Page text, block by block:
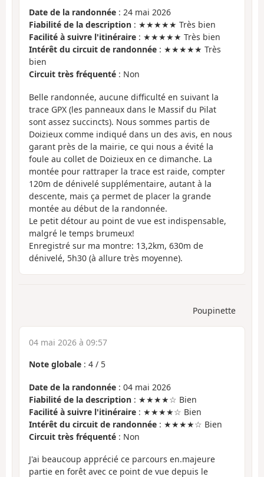
Date de la randonnée : 24 mai 2026
Fiabilité de la description : ★★★★★ Très bien
Facilité à suivre l'itinéraire : ★★★★★ Très bien
Intérêt du circuit de randonnée : ★★★★★ Très
bien
Circuit très fréquenté : Non
Belle randonnée, aucune difficulté en suivant la
trace GPX (les panneaux dans le Massif du Pilat
sont assez succincts). Nous sommes partis de
Doizieux comme indiqué dans un des avis, en nous
garant près de la mairie, ce qui nous a évité la
foule au collet de Doizieux en ce dimanche. La
montée pour rattraper la trace est raide, compter
120m de dénivelé supplémentaire, autant à la
descente, mais ça permet de placer la grande
montée au début de la randonnée.
Le petit détour au point de vue est indispensable,
malgré le temps brumeux!
Enregistré sur ma montre: 13,2km, 630m de
dénivelé, 5h30 (à allure très moyenne).
Poupinette
04 mai 2026 à 09:57
Note globale : 4 / 5
Date de la randonnée : 04 mai 2026
Fiabilité de la description : ★★★★☆ Bien
Facilité à suivre l'itinéraire : ★★★★☆ Bien
Intérêt du circuit de randonnée : ★★★★☆ Bien
Circuit très fréquenté : Non
J'ai beaucoup apprécié ce parcours en.majeure
partie en forêt avec ce point de vue depuis le